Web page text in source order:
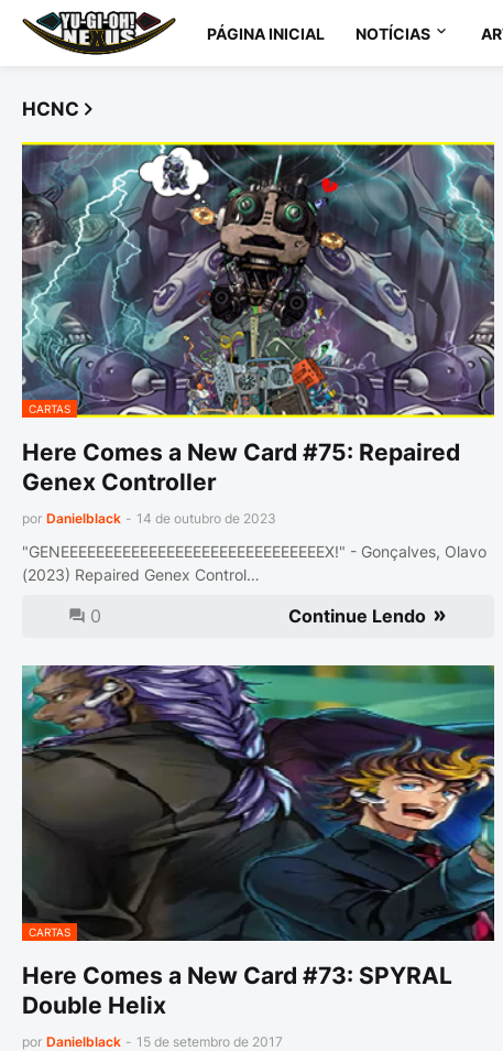
PÁGINA INICIAL NOTÍCIAS
HCNC
CARTAS
Here Comes a New Card #75: Repaired
Genex Controller
por Danielblack - 14 de outubro de 2023
"GENEEEEEEEEEEEEEEEEEEEEEEEEEEEEEEX!" - Gonçalves, Olavo
(2023) Repaired Genex Control…
0 Continue Lendo
CARTAS
Here Comes a New Card #73: SPYRAL
Double Helix
por Danielblack - 15 de setembro de 2017